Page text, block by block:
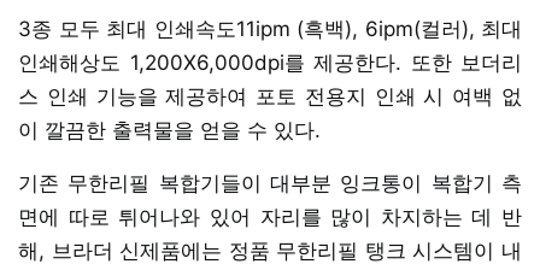
3종 모두 최대 인쇄속도11ipm (흑백), 6ipm(컬러), 최대
인쇄해상도 1,200X6,000dpi를 제공한다. 또한 보더리
스 인쇄 기능을 제공하여 포토 전용지 인쇄 시 여백 없
이 깔끔한 출력물을 얻을 수 있다.
기존 무한리필 복합기들이 대부분 잉크통이 복합기 측
면에 따로 튀어나와 있어 자리를 많이 차지하는 데 반
해, 브라더 신제품에는 정품 무한리필 탱크 시스템이 내